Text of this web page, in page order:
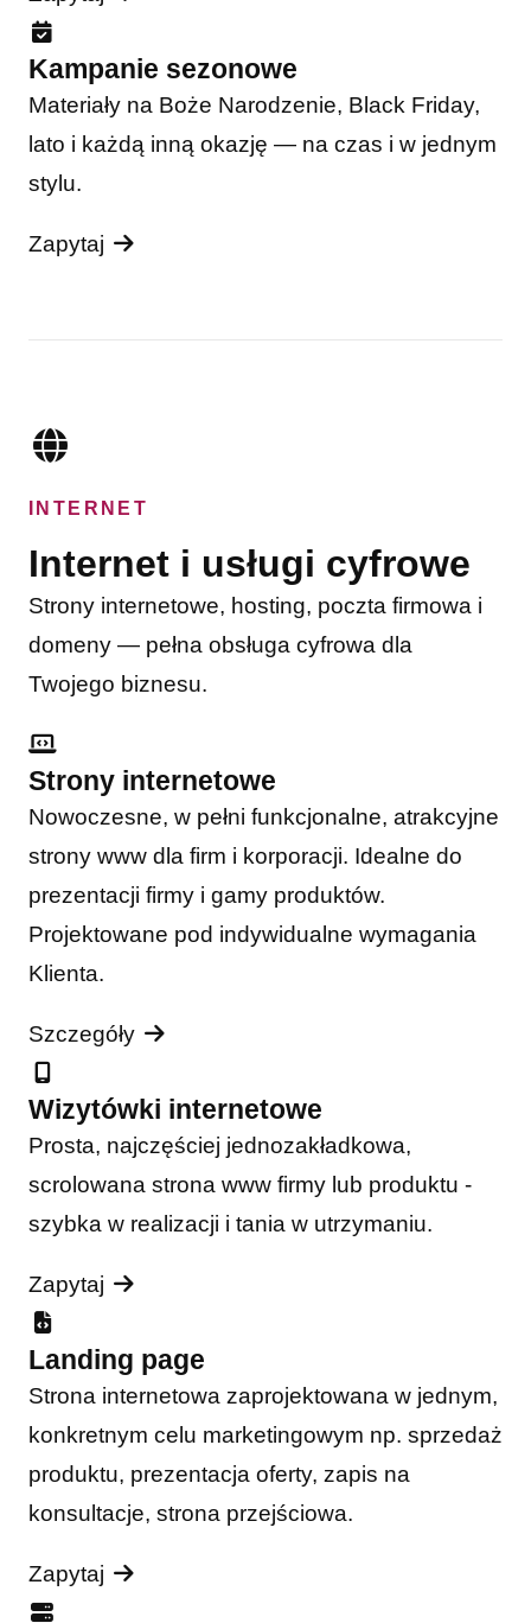
Kampanie sezonowe
Materiały na Boże Narodzenie, Black Friday,
lato i każdą inną okazję — na czas i w jednym
stylu.
Zapytaj
INTERNET
Internet i usługi cyfrowe
Strony internetowe, hosting, poczta firmowa i
domeny — pełna obsługa cyfrowa dla
Twojego biznesu.
Strony internetowe
Nowoczesne, w pełni funkcjonalne, atrakcyjne
strony www dla firm i korporacji. Idealne do
prezentacji firmy i gamy produktów.
Projektowane pod indywidualne wymagania
Klienta.
Szczegóły
Wizytówki internetowe
Prosta, najczęściej jednozakładkowa,
scrolowana strona www firmy lub produktu -
szybka w realizacji i tania w utrzymaniu.
Zapytaj
Landing page
Strona internetowa zaprojektowana w jednym,
konkretnym celu marketingowym np. sprzedaż
produktu, prezentacja oferty, zapis na
konsultacje, strona przejściowa.
Zapytaj